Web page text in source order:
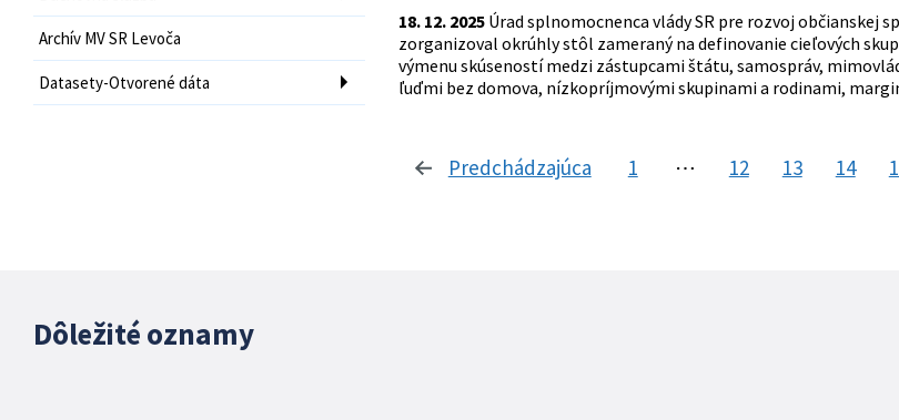
Archív MV SR Levoča
Datasety-Otvorené dáta
18. 12. 2025Úrad splnomocnenca vlády SR pre rozvoj občianskej
zorganizoval okrúhly stôl zameraný na definovanie cieľových
výmenu skúseností medzi zástupcami štátu, samospráv,
ľuďmi bez domova, nízkopríjmovými skupinami a rodinami,
Predchádzajúca stránka
1 ⋯ 12 13 14
Dôležité oznamy